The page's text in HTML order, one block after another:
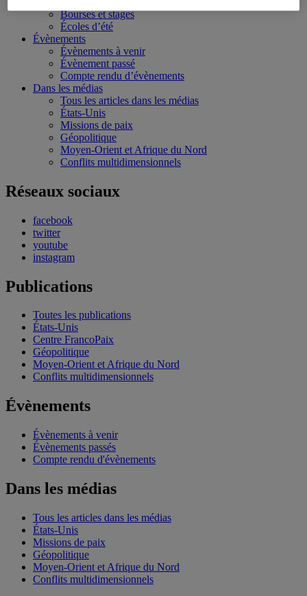
Bourses et stages
Écoles d’été
Évènements
Évènements à venir
Évènement passé
Compte rendu d’évènements
Dans les médias
Tous les articles dans les médias
États-Unis
Missions de paix
Géopolitique
Moyen-Orient et Afrique du Nord
Conflits multidimensionnels
Réseaux sociaux
facebook
twitter
youtube
instagram
Publications
Toutes les publications
États-Unis
Centre FrancoPaix
Géopolitique
Moyen-Orient et Afrique du Nord
Conflits multidimensionnels
Évènements
Évènements à venir
Évènements passés
Compte rendu d'évènements
Dans les médias
Tous les articles dans les médias
États-Unis
Missions de paix
Géopolitique
Moyen-Orient et Afrique du Nord
Conflits multidimensionnels